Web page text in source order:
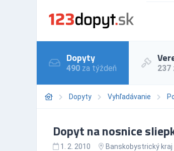
Dopyty
490 za týždeň 237
Dopyty Vyhľadávanie
Dopyt na nosnice
1. 2. 2010 Banskobystrický kraj